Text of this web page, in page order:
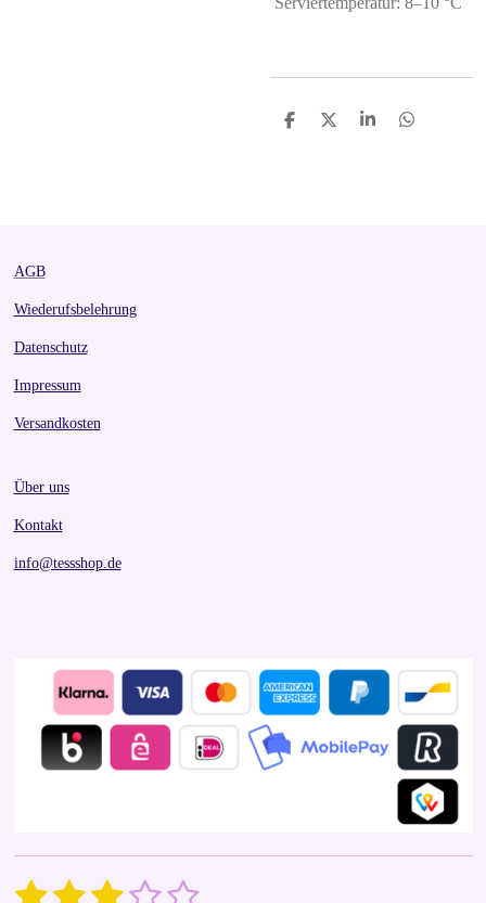
S
S
S
S
AGB
Wiederufsbelehrung
Datenschutz
Impressum
Versandkosten
Über uns
Kontakt
info@tessshop.de
R